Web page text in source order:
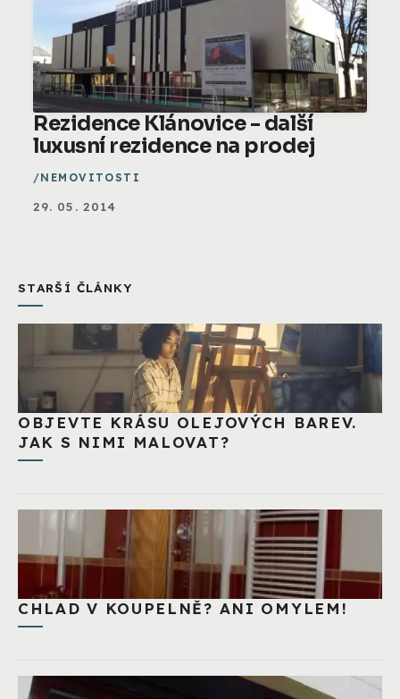
Rezidence Klánovice - další
luxusní rezidence na prodej
NEMOVITOSTI
29. 05. 2014
STARŠÍ ČLÁNKY
OBJEVTE KRÁSU OLEJOVÝCH BAREV.
JAK S NIMI MALOVAT?
CHLAD V KOUPELNĚ? ANI OMYLEM!